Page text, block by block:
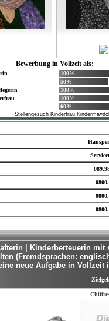
Bewerbung in Vollzeit als:
100%
50%
100%
100%
60%
Stellengesuch Kinderfrau
| Kinderberteuerin mit
(Fremdsprachen:
neue Aufgabe in Vollzeit